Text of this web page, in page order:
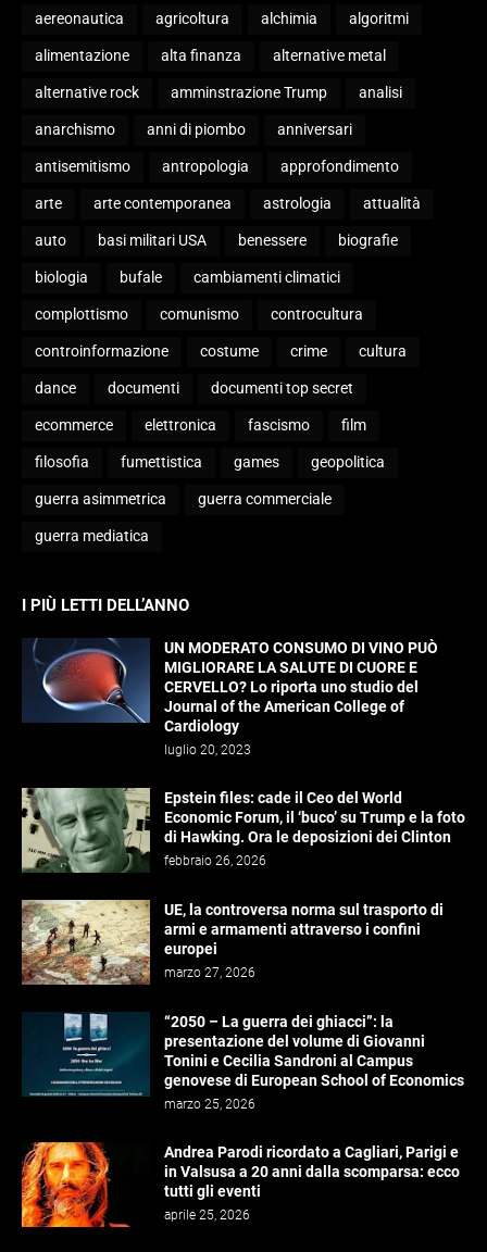
aereonautica agricoltura alchimia algoritmi
alimentazione alta finanza alternative metal
alternative rock amminstrazione Trump analisi
anarchismo anni di piombo anniversari
antisemitismo antropologia approfondimento
arte arte contemporanea astrologia attualità
auto basi militari USA benessere biografie
biologia bufale cambiamenti climatici
complottismo comunismo controcultura
controinformazione costume crime cultura
dance documenti documenti top secret
ecommerce elettronica fascismo film
filosofia fumettistica games geopolitica
guerra asimmetrica guerra commerciale
guerra mediatica
I PIÙ LETTI DELL’ANNO
UN MODERATO CONSUMO DI VINO PUÒ
MIGLIORARE LA SALUTE DI CUORE E
CERVELLO? Lo riporta uno studio del
Journal of the American College of
Cardiology
luglio 20, 2023
Epstein files: cade il Ceo del World
Economic Forum, il ‘buco’ su Trump e la foto
di Hawking. Ora le deposizioni dei Clinton
febbraio 26, 2026
UE, la controversa norma sul trasporto di
armi e armamenti attraverso i confini
europei
marzo 27, 2026
“2050 – La guerra dei ghiacci”: la
presentazione del volume di Giovanni
Tonini e Cecilia Sandroni al Campus
genovese di European School of Economics
marzo 25, 2026
Andrea Parodi ricordato a Cagliari, Parigi e
in Valsusa a 20 anni dalla scomparsa: ecco
tutti gli eventi
aprile 25, 2026